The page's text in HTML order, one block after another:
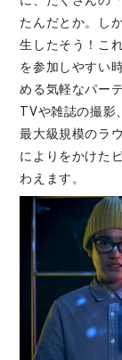
たんだとか。し
生したそう！こ
を参加しやすい
める気軽なパー
TVや雑誌の撮影
最大級規模のラ
によりをかけた
わえます。